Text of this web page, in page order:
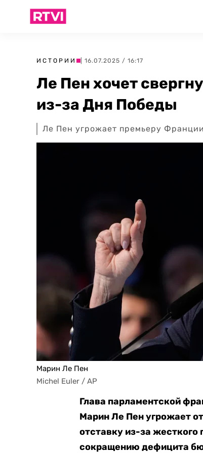
ИСТОРИИ | 16.07.2025 / 16:17
Ле Пен хочет
из-за Дня Победы
Ле Пен угрожает премьеру
Марин Ле Пен
Michel Euler / AP
Глава парламентской
Марин Ле Пен угрожает
отставку из-за
сокращению дефицита